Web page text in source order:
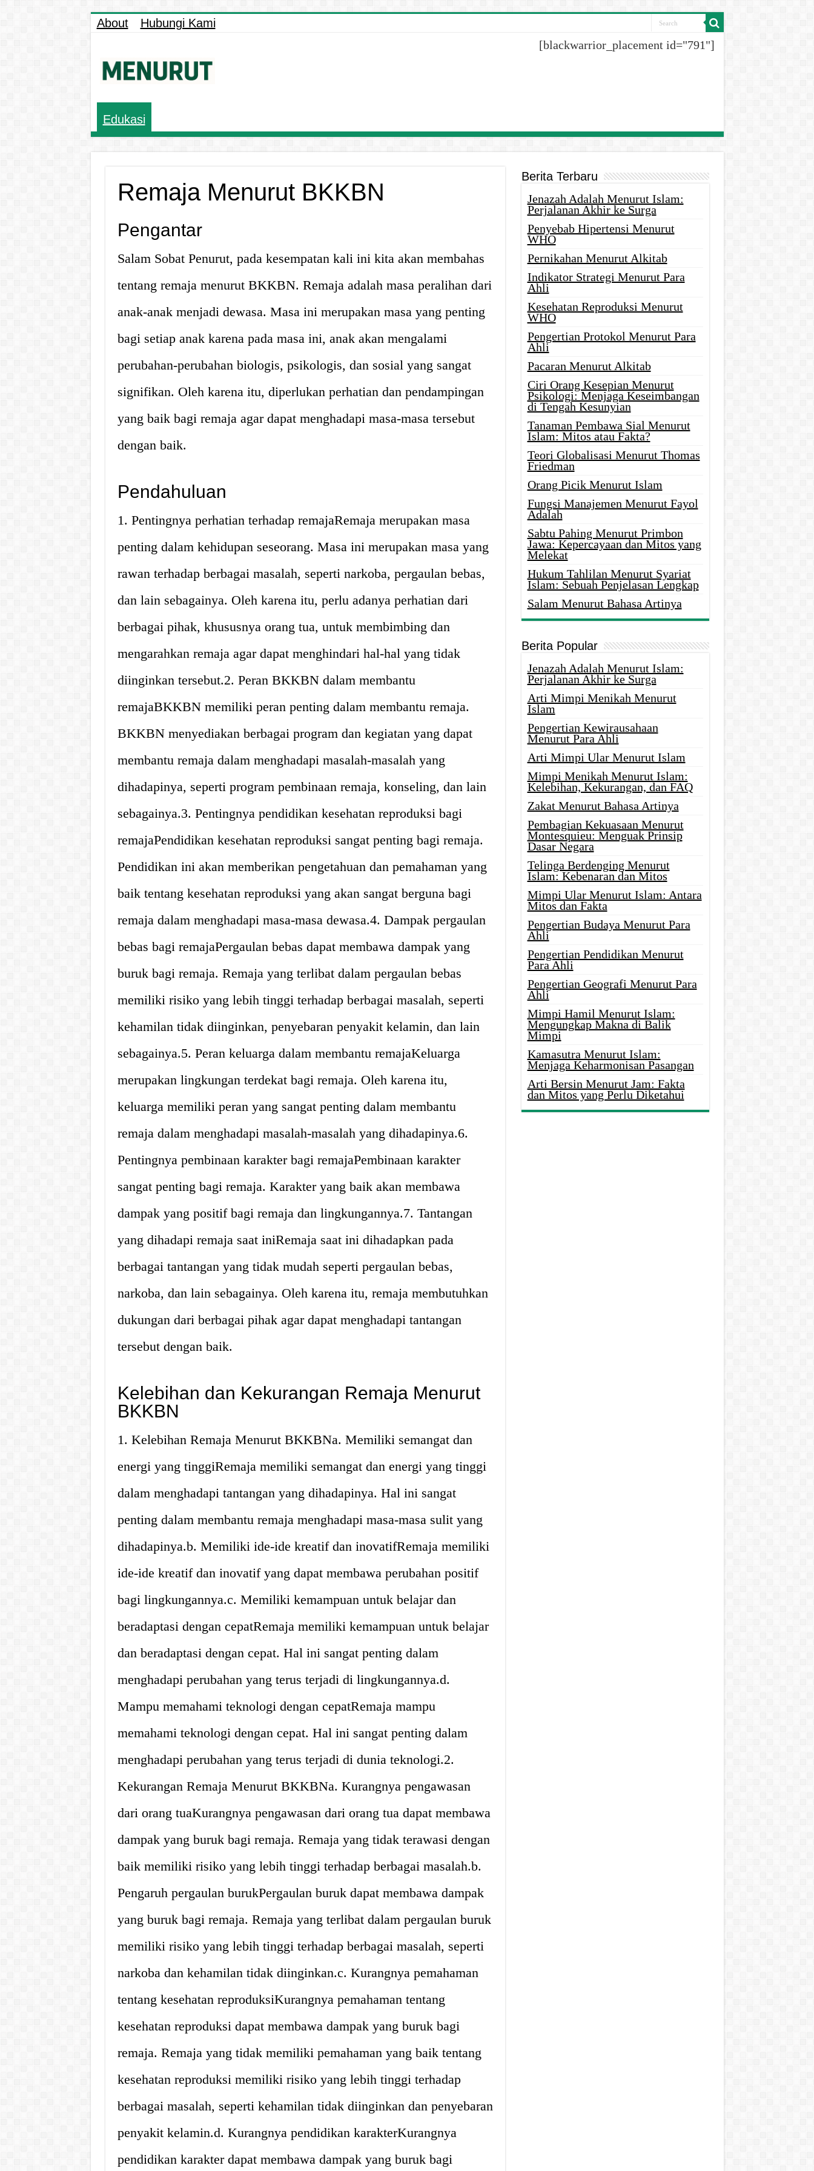
About
Hubungi Kami
[blackwarrior_placement id="791"]
Edukasi
Remaja Menurut BKKBN
Pengantar
Salam Sobat Penurut, pada kesempatan kali ini kita akan membahas
tentang remaja menurut BKKBN. Remaja adalah masa peralihan dari
anak-anak menjadi dewasa. Masa ini merupakan masa yang penting
bagi setiap anak karena pada masa ini, anak akan mengalami
perubahan-perubahan biologis, psikologis, dan sosial yang sangat
signifikan. Oleh karena itu, diperlukan perhatian dan pendampingan
yang baik bagi remaja agar dapat menghadapi masa-masa tersebut
dengan baik.
Pendahuluan
1. Pentingnya perhatian terhadap remajaRemaja merupakan masa
penting dalam kehidupan seseorang. Masa ini merupakan masa yang
rawan terhadap berbagai masalah, seperti narkoba, pergaulan bebas,
dan lain sebagainya. Oleh karena itu, perlu adanya perhatian dari
berbagai pihak, khususnya orang tua, untuk membimbing dan
mengarahkan remaja agar dapat menghindari hal-hal yang tidak
diinginkan tersebut.2. Peran BKKBN dalam membantu
remajaBKKBN memiliki peran penting dalam membantu remaja.
BKKBN menyediakan berbagai program dan kegiatan yang dapat
membantu remaja dalam menghadapi masalah-masalah yang
dihadapinya, seperti program pembinaan remaja, konseling, dan lain
sebagainya.3. Pentingnya pendidikan kesehatan reproduksi bagi
remajaPendidikan kesehatan reproduksi sangat penting bagi remaja.
Pendidikan ini akan memberikan pengetahuan dan pemahaman yang
baik tentang kesehatan reproduksi yang akan sangat berguna bagi
remaja dalam menghadapi masa-masa dewasa.4. Dampak pergaulan
bebas bagi remajaPergaulan bebas dapat membawa dampak yang
buruk bagi remaja. Remaja yang terlibat dalam pergaulan bebas
memiliki risiko yang lebih tinggi terhadap berbagai masalah, seperti
kehamilan tidak diinginkan, penyebaran penyakit kelamin, dan lain
sebagainya.5. Peran keluarga dalam membantu remajaKeluarga
merupakan lingkungan terdekat bagi remaja. Oleh karena itu,
keluarga memiliki peran yang sangat penting dalam membantu
remaja dalam menghadapi masalah-masalah yang dihadapinya.6.
Pentingnya pembinaan karakter bagi remajaPembinaan karakter
sangat penting bagi remaja. Karakter yang baik akan membawa
dampak yang positif bagi remaja dan lingkungannya.7. Tantangan
yang dihadapi remaja saat iniRemaja saat ini dihadapkan pada
berbagai tantangan yang tidak mudah seperti pergaulan bebas,
narkoba, dan lain sebagainya. Oleh karena itu, remaja membutuhkan
dukungan dari berbagai pihak agar dapat menghadapi tantangan
tersebut dengan baik.
Kelebihan dan Kekurangan Remaja Menurut
BKKBN
1. Kelebihan Remaja Menurut BKKBNa. Memiliki semangat dan
energi yang tinggiRemaja memiliki semangat dan energi yang tinggi
dalam menghadapi tantangan yang dihadapinya. Hal ini sangat
penting dalam membantu remaja menghadapi masa-masa sulit yang
dihadapinya.b. Memiliki ide-ide kreatif dan inovatifRemaja memiliki
ide-ide kreatif dan inovatif yang dapat membawa perubahan positif
bagi lingkungannya.c. Memiliki kemampuan untuk belajar dan
beradaptasi dengan cepatRemaja memiliki kemampuan untuk belajar
dan beradaptasi dengan cepat. Hal ini sangat penting dalam
menghadapi perubahan yang terus terjadi di lingkungannya.d.
Mampu memahami teknologi dengan cepatRemaja mampu
memahami teknologi dengan cepat. Hal ini sangat penting dalam
menghadapi perubahan yang terus terjadi di dunia teknologi.2.
Kekurangan Remaja Menurut BKKBNa. Kurangnya pengawasan
dari orang tuaKurangnya pengawasan dari orang tua dapat membawa
dampak yang buruk bagi remaja. Remaja yang tidak terawasi dengan
baik memiliki risiko yang lebih tinggi terhadap berbagai masalah.b.
Pengaruh pergaulan burukPergaulan buruk dapat membawa dampak
yang buruk bagi remaja. Remaja yang terlibat dalam pergaulan buruk
memiliki risiko yang lebih tinggi terhadap berbagai masalah, seperti
narkoba dan kehamilan tidak diinginkan.c. Kurangnya pemahaman
tentang kesehatan reproduksiKurangnya pemahaman tentang
kesehatan reproduksi dapat membawa dampak yang buruk bagi
remaja. Remaja yang tidak memiliki pemahaman yang baik tentang
kesehatan reproduksi memiliki risiko yang lebih tinggi terhadap
berbagai masalah, seperti kehamilan tidak diinginkan dan penyebaran
penyakit kelamin.d. Kurangnya pendidikan karakterKurangnya
pendidikan karakter dapat membawa dampak yang buruk bagi
Berita Terbaru
Jenazah Adalah Menurut Islam:
Perjalanan Akhir ke Surga
Penyebab Hipertensi Menurut
WHO
Pernikahan Menurut Alkitab
Indikator Strategi Menurut Para
Ahli
Kesehatan Reproduksi Menurut
WHO
Pengertian Protokol Menurut Para
Ahli
Pacaran Menurut Alkitab
Ciri Orang Kesepian Menurut
Psikologi: Menjaga Keseimbangan
di Tengah Kesunyian
Tanaman Pembawa Sial Menurut
Islam: Mitos atau Fakta?
Teori Globalisasi Menurut Thomas
Friedman
Orang Picik Menurut Islam
Fungsi Manajemen Menurut Fayol
Adalah
Sabtu Pahing Menurut Primbon
Jawa: Kepercayaan dan Mitos yang
Melekat
Hukum Tahlilan Menurut Syariat
Islam: Sebuah Penjelasan Lengkap
Salam Menurut Bahasa Artinya
Berita Popular
Jenazah Adalah Menurut Islam:
Perjalanan Akhir ke Surga
Arti Mimpi Menikah Menurut
Islam
Pengertian Kewirausahaan
Menurut Para Ahli
Arti Mimpi Ular Menurut Islam
Mimpi Menikah Menurut Islam:
Kelebihan, Kekurangan, dan FAQ
Zakat Menurut Bahasa Artinya
Pembagian Kekuasaan Menurut
Montesquieu: Menguak Prinsip
Dasar Negara
Telinga Berdenging Menurut
Islam: Kebenaran dan Mitos
Mimpi Ular Menurut Islam: Antara
Mitos dan Fakta
Pengertian Budaya Menurut Para
Ahli
Pengertian Pendidikan Menurut
Para Ahli
Pengertian Geografi Menurut Para
Ahli
Mimpi Hamil Menurut Islam:
Mengungkap Makna di Balik
Mimpi
Kamasutra Menurut Islam:
Menjaga Keharmonisan Pasangan
Arti Bersin Menurut Jam: Fakta
dan Mitos yang Perlu Diketahui